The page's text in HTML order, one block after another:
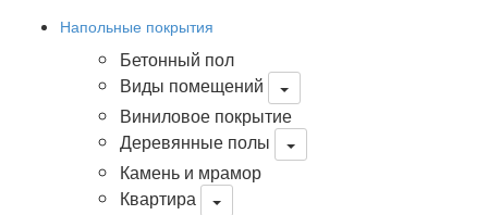
Напольные покрытия
Бетонный пол
Виды помещений
Виниловое покрытие
Деревянные полы
Камень и мрамор
Квартира